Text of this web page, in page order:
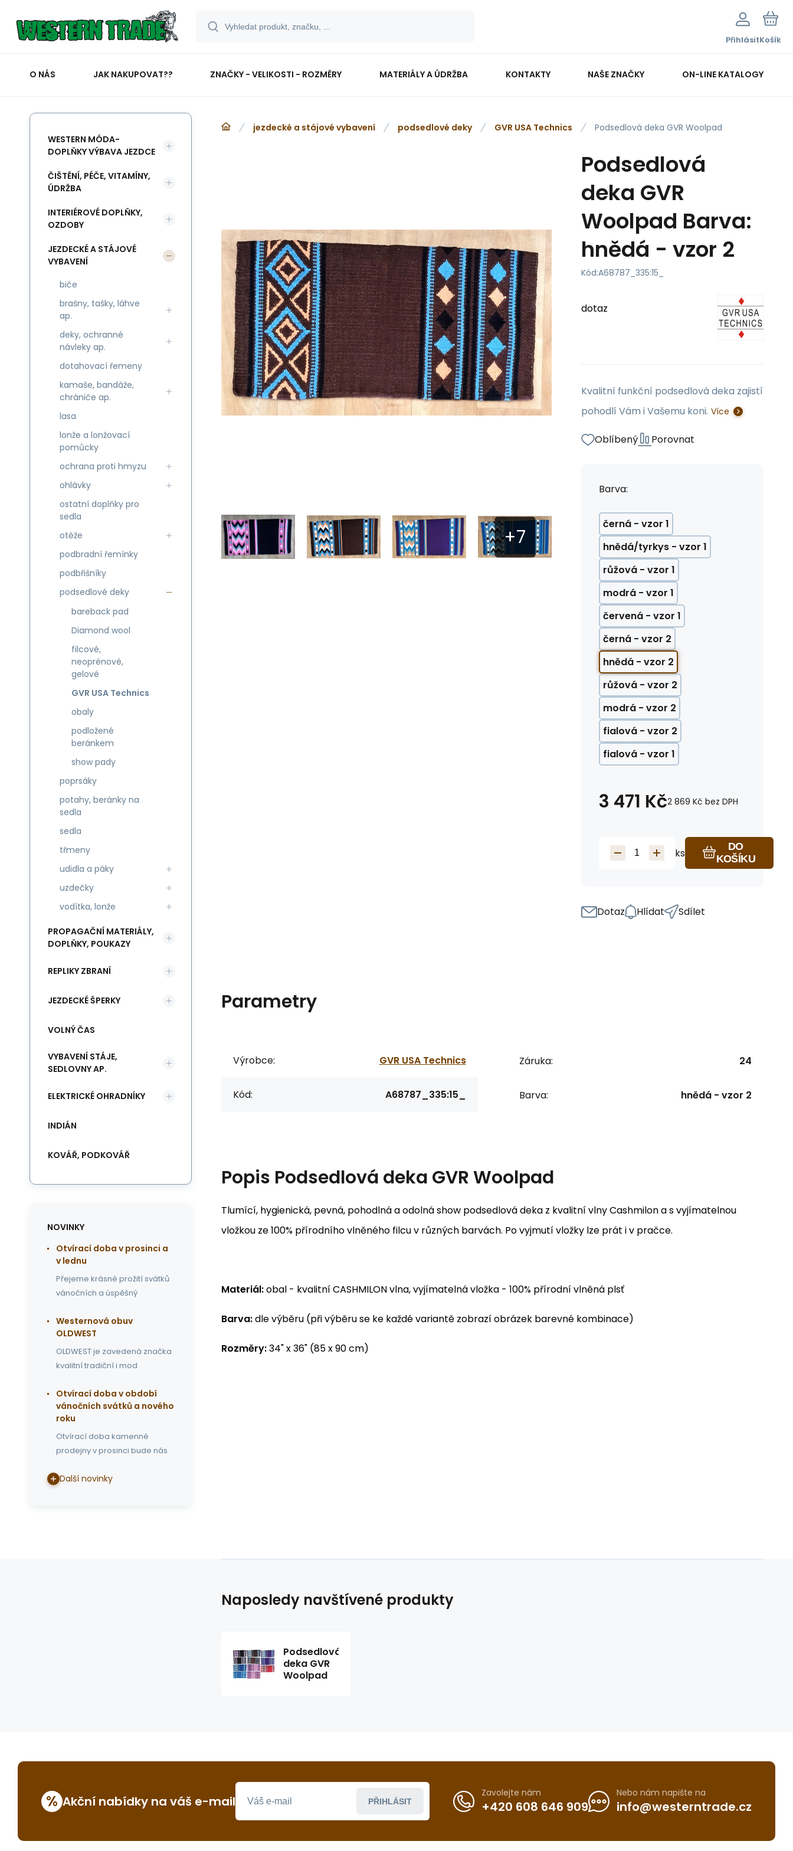
PřihlásitKošík
O NÁS JAK NAKUPOVAT?? ZNAČKY - VELIKOSTI - ROZMĚRY MATERIÁLY A ÚDRŽBA KONTAKTY NAŠE ZNAČKY ON-LINE KATALOGY
jezdecké a stájové vybavení podsedlové deky GVR USA Technics Podsedlová deka GVR Woolpad
Podsedlová
deka GVR
Woolpad Barva:
hnědá - vzor 2
Kód:A68787_335:15_
dotaz
Kvalitní funkční podsedlová deka zajistí
pohodlí Vám i Vašemu koni. Více
Oblíbený Porovnat
Barva:
černá - vzor 1
hnědá/tyrkys - vzor 1
růžová - vzor 1
modrá - vzor 1
červená - vzor 1
černá - vzor 2
hnědá - vzor 2
růžová - vzor 2
modrá - vzor 2
fialová - vzor 2
fialová - vzor 1
3 471 Kč2 869 Kč bez DPH
ks
DO
KOŠÍKU
Dotaz Hlídat Sdílet
Parametry
Výrobce: GVR USA Technics
Kód: A68787_335:15_
Záruka: 24
Barva: hnědá - vzor 2
Popis Podsedlová deka GVR Woolpad
Tlumící, hygienická, pevná, pohodlná a odolná show podsedlová deka z kvalitní vlny Cashmilon a s vyjímatelnou
vložkou ze 100% přírodního vlněného filcu v různých barvách. Po vyjmutí vložky lze prát i v pračce.
Materiál:obal - kvalitní CASHMILON vlna, vyjímatelná vložka - 100% přírodní vlněná plsť
Barva:dle výběru (při výběru se ke každé variantě zobrazí obrázek barevné kombinace)
Rozměry:34" x 36" (85 x 90 cm)
WESTERN MÓDA-
DOPLŇKY VÝBAVA JEZDCE
ČIŠTĚNÍ, PÉČE, VITAMÍNY,
ÚDRŽBA
INTERIÉROVÉ DOPLŇKY,
OZDOBY
JEZDECKÉ A STÁJOVÉ
VYBAVENÍ
biče
brašny, tašky, láhve
ap.
deky, ochranné
návleky ap.
dotahovací řemeny
kamaše, bandáže,
chrániče ap.
lasa
lonže a lonžovací
pomůcky
ochrana proti hmyzu
ohlávky
ostatní doplňky pro
sedla
otěže
podbradní řemínky
podbřišníky
podsedlové deky
bareback pad
Diamond wool
filcové,
neoprénové,
gelové
GVR USA Technics
obaly
podložené
beránkem
show pady
poprsáky
potahy, beránky na
sedla
sedla
třmeny
udidla a páky
uzdečky
vodítka, lonže
PROPAGAČNÍ MATERIÁLY,
DOPLŇKY, POUKAZY
REPLIKY ZBRANÍ
JEZDECKÉ ŠPERKY
VOLNÝ ČAS
VYBAVENÍ STÁJE,
SEDLOVNY AP.
ELEKTRICKÉ OHRADNÍKY
INDIÁN
KOVÁŘ, PODKOVÁŘ
NOVINKY
Otvírací doba v prosinci a
v lednu
Přejeme krásné prožití svátků
vánočních a úspěšný
Westernová obuv
OLDWEST
OLDWEST je zavedená značka
kvalitní tradiční i mod
Otvírací doba v období
vánočních svátků a nového
roku
Otvírací doba kamenné
prodejny v prosinci bude nás
Další novinky
Naposledy navštívené produkty
Podsedlová
deka GVR
Woolpad
% Akční nabídky na váš e-mail PŘIHLÁSIT
Zavolejte nám
+420 608 646 909
Nebo nám napište na
info@westerntrade.cz